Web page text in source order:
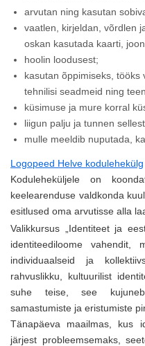
arvutan ning kasutan
vaatlen, kirjeldan, võrdlen
oskan kasutada kaarti,
hoolin loodusest;
kasutan õppimiseks, tööks
tehnilisi seadmeid ning
küsimuse ja mure korral
liigun palju ja tunnen
mulle meeldib nuputada,
Logopeed Helve kodulehekülg
Koduleheküljele on
keelearenduse valdkonda
esitlused oma arvutisse alla
Valikkursus „Identiteet ja
identiteediloome
individuaalseid ja
rahvuslikku, kultuurilist
suhe teise, see
samastumiste ja eristumiste
Tänapäeva maailmas, kus
järjest probleemsemaks,